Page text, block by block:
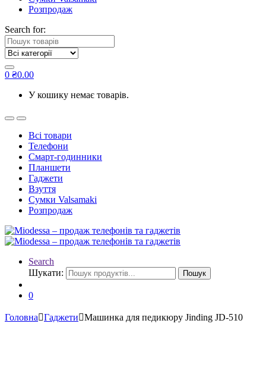
Розпродаж
Search for:
0 ₴0.00
У кошику немає товарів.
Всі товари
Телефони
Смарт-годинники
Планшети
Гаджети
Взуття
Сумки Valsamaki
Розпродаж
Search
Шукати:
Пошук
0
Головна Гаджети Машинка для педикюру Jinding JD-510